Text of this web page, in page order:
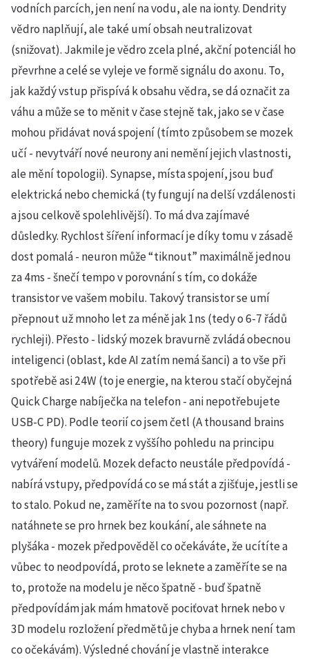
vodních parcích, jen není na vodu, ale na ionty. Dendrity
vědro naplňují, ale také umí obsah neutralizovat
(snižovat). Jakmile je vědro zcela plné, akční potenciál ho
převrhne a celé se vyleje ve formě signálu do axonu. To,
jak každý vstup přispívá k obsahu vědra, se dá označit za
váhu a může se to měnit v čase stejně tak, jako se v čase
mohou přidávat nová spojení (tímto způsobem se mozek
učí - nevytváří nové neurony ani nemění jejich vlastnosti,
ale mění topologii). Synapse, místa spojení, jsou buď
elektrická nebo chemická (ty fungují na delší vzdálenosti
a jsou celkově spolehlivější). To má dva zajímavé
důsledky. Rychlost šíření informací je díky tomu v zásadě
dost pomalá - neuron může “tiknout” maximálně jednou
za 4ms - šnečí tempo v porovnání s tím, co dokáže
transistor ve vašem mobilu. Takový transistor se umí
přepnout už mnoho let za méně jak 1ns (tedy o 6-7 řádů
rychleji). Přesto - lidský mozek bravurně zvládá obecnou
inteligenci (oblast, kde AI zatím nemá šanci) a to vše při
spotřebě asi 24W (to je energie, na kterou stačí obyčejná
Quick Charge nabíječka na telefon - ani nepotřebujete
USB-C PD). Podle teorií co jsem četl (A thousand brains
theory) funguje mozek z vyššího pohledu na principu
vytváření modelů. Mozek defacto neustále předpovídá -
nabírá vstupy, předpovídá co se má stát a zjišťuje, jestli se
to stalo. Pokud ne, zaměříte na to svou pozornost (např.
natáhnete se pro hrnek bez koukání, ale sáhnete na
plyšáka - mozek předpověděl co očekáváte, že ucítíte a
vůbec to neodpovídá, proto se leknete a zaměříte se na
to, protože na modelu je něco špatně - buď špatně
předpovídám jak mám hmatově pociťovat hrnek nebo v
3D modelu rozložení předmětů je chyba a hrnek není tam
co očekávám). Výsledné chování je vlastně interakce